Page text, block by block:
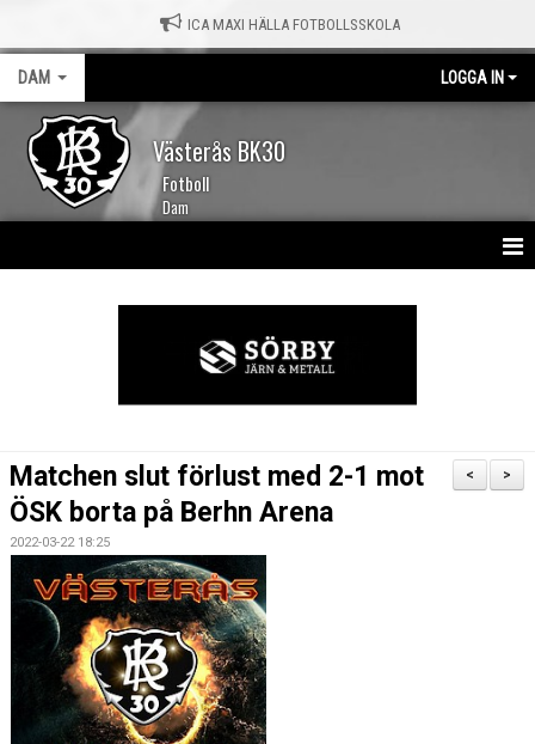
ICA MAXI HÄLLA FOTBOLLSSKOLA
DAM LOGGA IN
Västerås BK30
Fotboll
Dam
MATCHER
KONTAKT
>
<
Matchen slut förlust med 2-1 mot
ÖSK borta på Berhn Arena
2022-03-22 18:25